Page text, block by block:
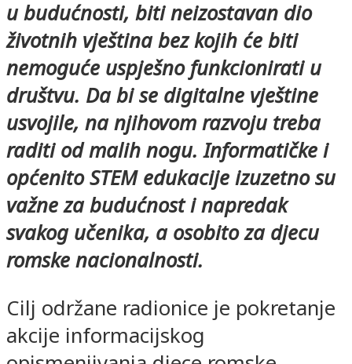
u budućnosti, biti neizostavan dio
životnih vještina bez kojih će biti
nemoguće uspješno funkcionirati u
društvu. Da bi se digitalne vještine
usvojile, na njihovom razvoju treba
raditi od malih nogu. Informatičke i
općenito STEM edukacije izuzetno su
važne za budućnost i napredak
svakog učenika, a osobito za djecu
romske nacionalnosti.
Cilj održane radionice je pokretanje
akcije informacijskog